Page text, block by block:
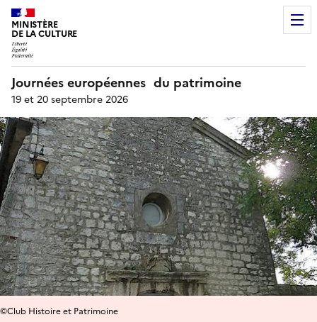
MINISTÈRE
DE LA CULTURE
Journées européennes du patrimoine
19 et 20 septembre 2026
©Club Histoire et Patrimoine